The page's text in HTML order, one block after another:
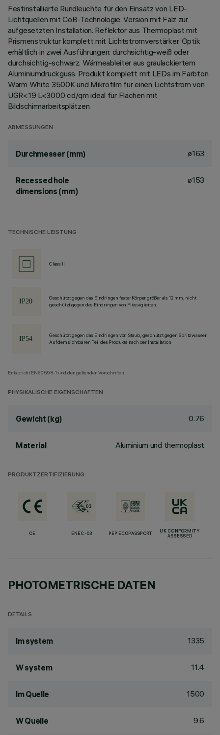
Festinstallierte Rundleuchte für den Einsatz von LED-
Lichtquellen mit CoB-Technologie. Version mit Falz zur
aufgesetzten Installation. Reflektor aus Thermoplast mit
Prismenstruktur komplett mit Lichtstromverstärker. Optik
erhältlich in zwei Ausführungen: durchsichtig-weiß oder
durchsichtig-schwarz. Wärmeableiter aus graulackiertem
Aluminiumdruckguss. Produkt komplett mit LEDs im Farbton
Warm White 3500K und Mikrofilm für einen Lichtstrom von
UGR<19 L<3000 cd/qm ideal für Flächen mit
Bildschirmarbeitsplätzen.
ABMESSUNGEN
Durchmesser (mm) ø163
Recessed hole
dimensions (mm)
ø153
TECHNISCHE LEISTUNG
Class II
Geschützt gegen das Eindringen fester Körper größer als 12 mm, nicht
geschützt gegen das Eindringen von Flüssigkeiten.
Geschützt gegen das Eindringen von Staub, geschützt gegen Spritzwasser.
Auf dem sichtbaren Teil des Produkts nach der Installation
Entspricht EN60598-1 und den geltenden Vorschriften.
PHYSIKALISCHE EIGENSCHAFTEN
Gewicht (kg) 0.76
Material Aluminium und thermoplast
PRODUKTZERTIFIZIERUNG
CE ENEC-03 PEP ECOPASSPORT
UK CONFORMITY
ASSESSED
PHOTOMETRISCHE DATEN
DETAILS
lm system 1335
W system 11.4
lm Quelle 1500
W Quelle 9.6